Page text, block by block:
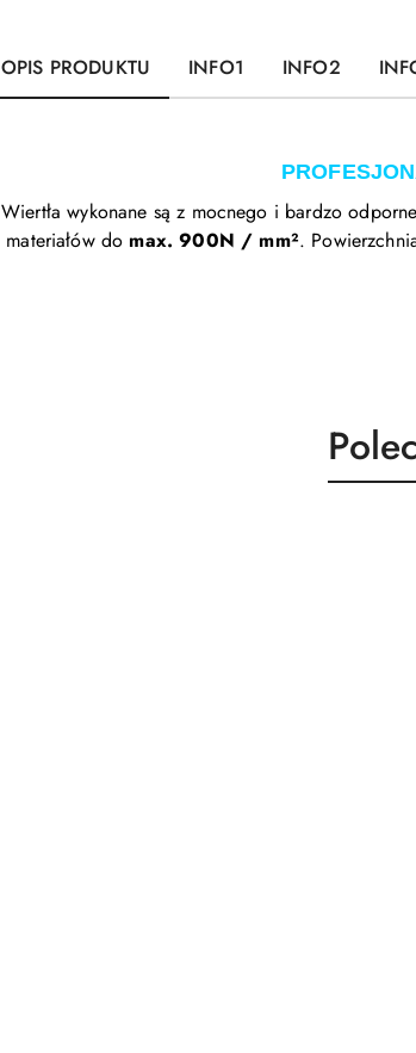
OPIS PRODUKTU INFO1 INFO2
Wiertła wykonane są z mocnego i bardzo
materiałów do max. 900N / mm².
o